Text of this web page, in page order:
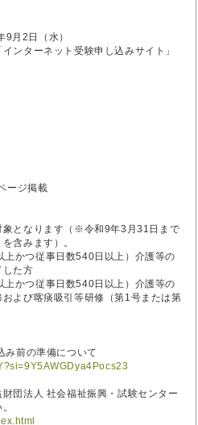
月2日（水）
ンターネット受験申し込みサイト」
ージ掲載
象となります（※令和9年3月31日まで
含みます）。
かつ従事日数540日以上）介護等の
した方
かつ従事日数540日以上）介護等の
よび喀痰吸引等研修（第1号または第
前の準備について
団法人 社会福祉振興・試験センター